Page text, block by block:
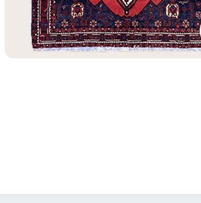
برای بزرگنمایی کلیک کنید